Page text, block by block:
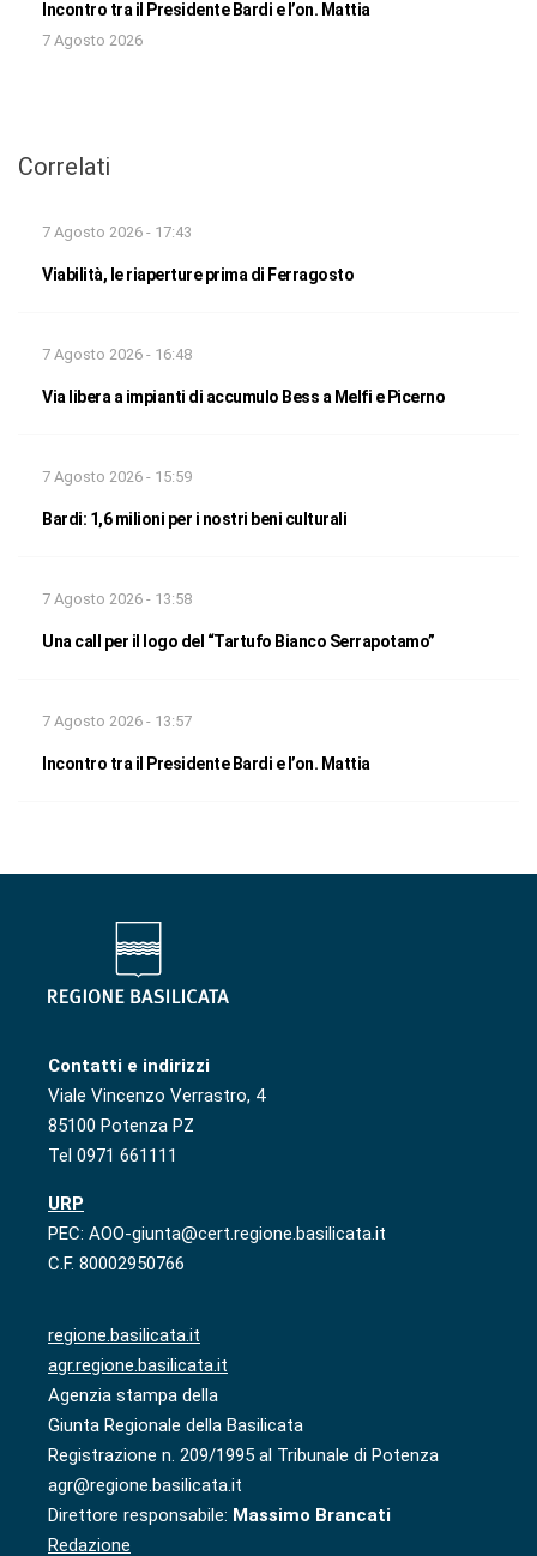
Incontro tra il Presidente Bardi e l’on. Mattia
7 Agosto 2026
Correlati
7 Agosto 2026 - 17:43
Viabilità, le riaperture prima di Ferragosto
7 Agosto 2026 - 16:48
Via libera a impianti di accumulo Bess a Melfi e Picerno
7 Agosto 2026 - 15:59
Bardi: 1,6 milioni per i nostri beni culturali
7 Agosto 2026 - 13:58
Una call per il logo del “Tartufo Bianco Serrapotamo”
7 Agosto 2026 - 13:57
Incontro tra il Presidente Bardi e l’on. Mattia
Contatti e indirizzi
Viale Vincenzo Verrastro, 4
85100 Potenza PZ
Tel 0971 661111
URP
PEC: AOO-giunta@cert.regione.basilicata.it
C.F. 80002950766
regione.basilicata.it
agr.regione.basilicata.it
Agenzia stampa della
Giunta Regionale della Basilicata
Registrazione n. 209/1995 al Tribunale di Potenza
agr@regione.basilicata.it
Direttore responsabile: Massimo Brancati
Redazione